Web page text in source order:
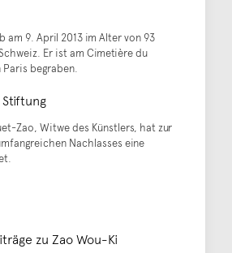
am 9. April 2013 im Alter von 93
Er ist am Cimetière du
begraben.
Zao, Witwe des Künstlers, hat zur
Nachlasses eine
zu Zao Wou-Ki